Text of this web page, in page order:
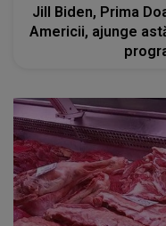
Jill Biden, Prima
Americii, ajunge